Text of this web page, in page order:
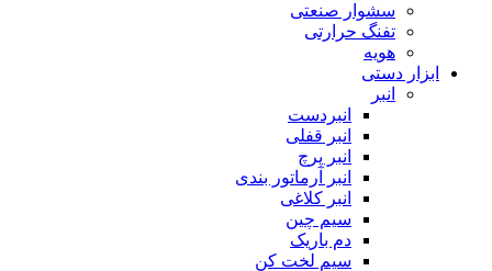
سشوار صنعتی
تفنگ حرارتی
هویه
ابزار دستی
انبر
انبردست
انبر قفلی
انبر پرچ
انبر آرماتور بندی
انبر کلاغی
سیم چین
دم باریک
سیم لخت کن